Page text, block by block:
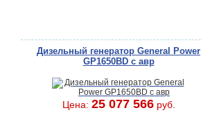
Дизельный генератор General Power
GP1650BD с авр
Цена: 25 077 566руб.